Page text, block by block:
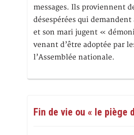
messages. Ils proviennent
désespérées qui
et son mari jugent «
venant d’être adoptée par
l’Assemblée nationale.
Fin de vie ou « le piège